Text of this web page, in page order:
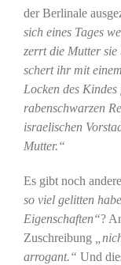
der Berlinale
sich eines Tages
zerrt die Mutter
schert ihr mit
Locken des
rabenschwarzen
israelischen
Mutter.“
Es gibt noch
so viel gelitten
Eigenschaften“?
Zuschreibung
arrogant.“ Und